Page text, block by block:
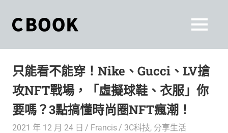
content
和
你
一
起
World.」
是
一
本
最
MENU
只能看不能穿！Nike、Gucci、LV搶
攻NFT戰場，「虛擬球鞋、衣服」你
要嗎？3點搞懂時尚圈NFT瘋潮！
2021 年 12 月 24 日 Francis 3C科技, 分享生活